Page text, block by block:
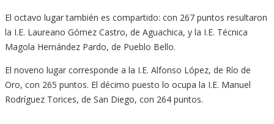
El octavo lugar también es compartido: con 267 puntos resultaron
la I.E. Laureano Gómez Castro, de Aguachica, y la I.E. Técnica
Magola Hernández Pardo, de Pueblo Bello.
El noveno lugar corresponde a la I.E. Alfonso López, de Río de
Oro, con 265 puntos. El décimo puesto lo ocupa la I.E. Manuel
Rodríguez Torices, de San Diego, con 264 puntos.